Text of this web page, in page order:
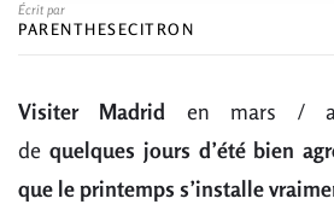
Écrit par
PARENTHESECITRON
Visiter Madrid en mars /
de quelques jours d’été bien
que le printemps s’installe